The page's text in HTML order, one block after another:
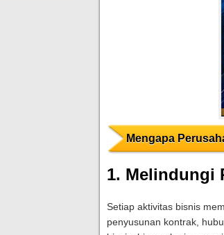
Mengapa
1. Melindungi
Setiap aktivitas bisnis
penyusunan kontrak,